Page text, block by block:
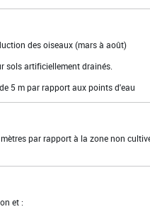
des oiseaux (mars à août)
sols artificiellement drainés.
5 m par rapport aux points d'eau
par rapport à la zone non
et :